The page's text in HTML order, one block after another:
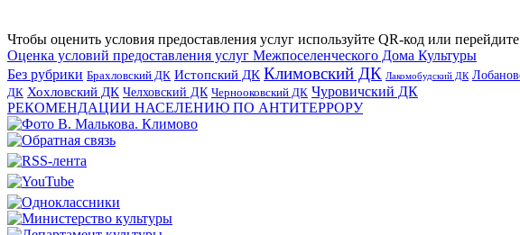
Чтобы оценить условия предоставления услуг используйте QR-код или
Оценка условий предоставления услуг Межпоселенческого Дома Культуры
Без рубрики Брахловский ДК Истопский ДК Климовский ДК Лакомобудский ДК
ДК Хохловский ДК Челховский ДК Чернооковский ДК Чуровичский ДК
РЕКОМЕНДАЦИИ НАСЕЛЕНИЮ ПО АНТИТЕРРОРУ